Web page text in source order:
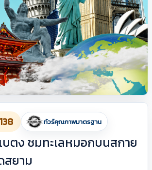
ทัวร์คุณภาพมาตรฐาน
บตง ชมทะเลหมอกบนสกาย
สยาม